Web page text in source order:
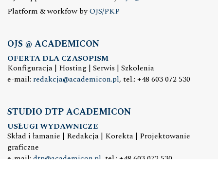
Platform & workfow byOJS/PKP
OJS @ ACADEMICON
OFERTA DLA CZASOPISM
Konfiguracja | Hosting | Serwis | Szkolenia
e-mail: redakcja@academicon.pl, tel.: +48 603 072 530
STUDIO DTP ACADEMICON
USŁUGI WYDAWNICZE
Skład i łamanie | Redakcja | Korekta | Projektowanie
graficzne
e-mail: dtp@academicon.pl , tel.: +48 603 072 530